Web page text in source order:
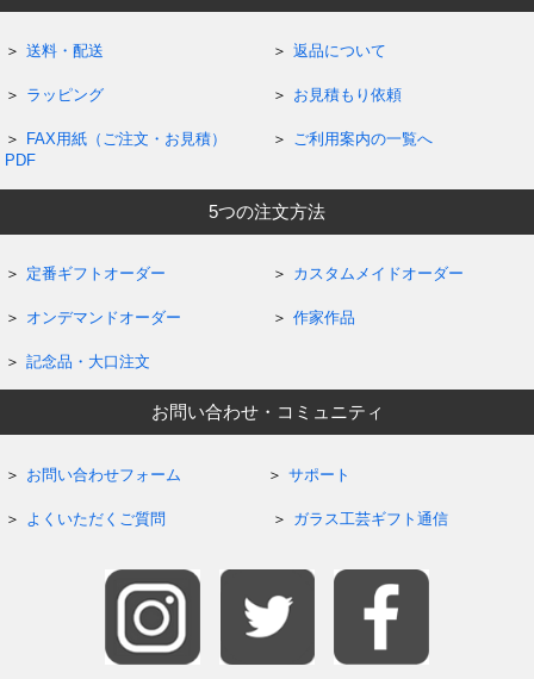
送料・配送 返品について
ラッピング お見積もり依頼
FAX用紙（ご注文・お見積）
PDF
ご利用案内の一覧へ
5つの注文方法
定番ギフトオーダー カスタムメイドオーダー
オンデマンドオーダー 作家作品
記念品・大口注文
お問い合わせ・コミュニティ
お問い合わせフォーム サポート
よくいただくご質問 ガラス工芸ギフト通信